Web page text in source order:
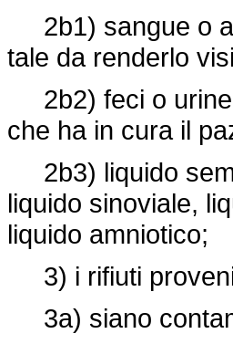
2b1) sangue o
tale da renderlo
2b2) feci o
che ha in cura il
2b3) liquido
liquido sinoviale,
liquido amniotico;
3) i rifiuti
3a) siano